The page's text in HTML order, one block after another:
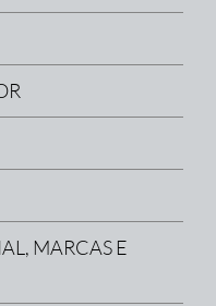
MARCAS E